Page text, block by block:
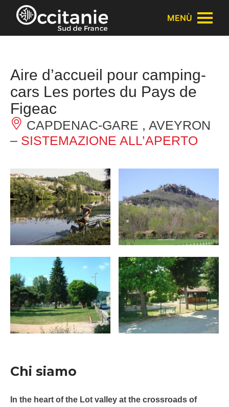
Pannello di gestione dei cookies
MENÙ
Aire d’accueil pour camping-
cars Les portes du Pays de
Figeac
CAPDENAC-GARE , AVEYRON
– SISTEMAZIONE ALL’APERTO
Chi siamo
In the heart of the Lot valley at the crossroads of